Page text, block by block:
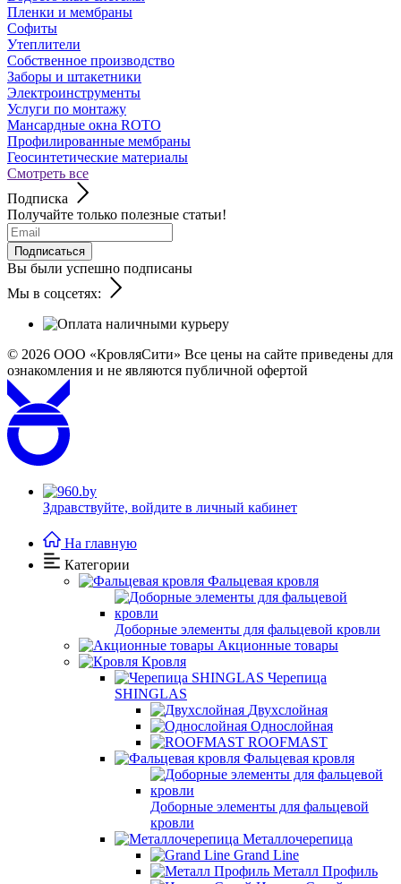
Пленки и мембраны
Софиты
Утеплители
Собственное производство
Заборы и штакетники
Электроинструменты
Услуги по монтажу
Мансардные окна ROTO
Профилированные мембраны
Геосинтетические материалы
Смотреть все
Подписка
Получайте только полезные статьи!
Подписаться
Вы были успешно подписаны
Мы в соцсетях:
© 2026 ООО «КровляСити» Все цены на сайте приведены для
ознакомления и не являются публичной офертой
Здравствуйте, войдите в личный кабинет
На главную
Категории
Фальцевая кровля
Доборные элементы для фальцевой кровли
Акционные товары
Кровля
Черепица
SHINGLAS
Двухслойная
Однослойная
ROOFMAST
Фальцевая кровля
Доборные элементы для фальцевой
кровли
Металлочерепица
Grand Line
Металл Профиль